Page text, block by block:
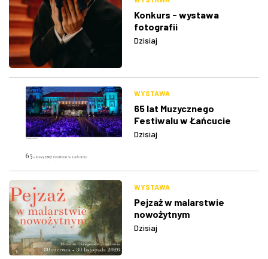
Konkurs - wystawa
fotografii
Dzisiaj
WYSTAWA
65 lat Muzycznego
Festiwalu w Łańcucie
Dzisiaj
WYSTAWA
Pejzaż w malarstwie
nowożytnym
Dzisiaj